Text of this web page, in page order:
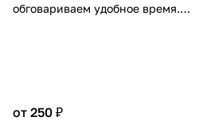
обговариваем удобное время.
от 250 ₽